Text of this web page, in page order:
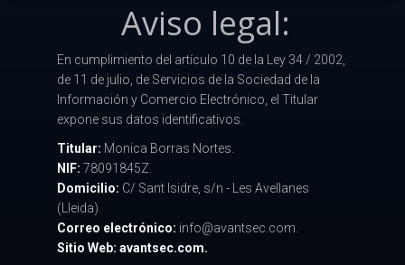
Aviso legal:
En cumplimiento del artículo 10 de la Ley 34 / 2002,
de 11 de julio, de Servicios de la Sociedad de la
Información y Comercio Electrónico, el Titular
expone sus datos identificativos.
Titular: Monica Borras Nortes.
NIF: 78091845Z.
Domicilio: C/ Sant Isidre, s/n - Les Avellanes
(Lleida).
Correo electrónico: info@avantsec.com.
Sitio Web: avantsec.com.